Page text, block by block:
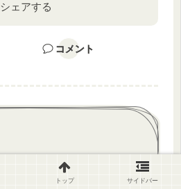
シェアする
コメント
トップ サイドバー